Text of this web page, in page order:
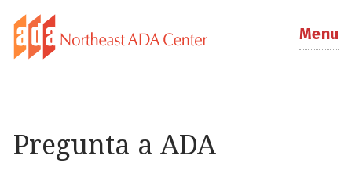
Menu
Pregunta a ADA